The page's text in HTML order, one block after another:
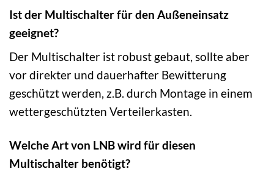
Ist der Multischalter für den Außeneinsatz
geeignet?
Der Multischalter ist robust gebaut, sollte aber
vor direkter und dauerhafter Bewitterung
geschützt werden, z.B. durch Montage in einem
wettergeschützten Verteilerkasten.
Welche Art von LNB wird für diesen
Multischalter benötigt?